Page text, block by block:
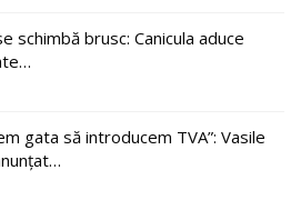
schimbă brusc: Canicula aduce
gata să introducem TVA”: Vasile